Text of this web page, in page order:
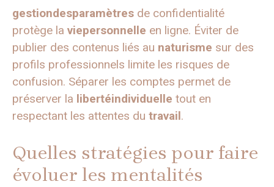
gestiondesparamètres de confidentialité
protège la viepersonnelle en ligne. Éviter de
publier des contenus liés au naturisme sur des
profils professionnels limite les risques de
confusion. Séparer les comptes permet de
préserver la libertéindividuelle tout en
respectant les attentes du travail.
Quelles stratégies pour faire
évoluer les mentalités